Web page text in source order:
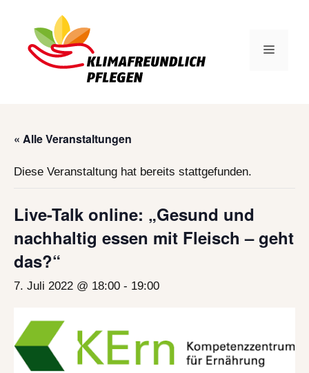
springen
Menü
« Alle Veranstaltungen
Diese Veranstaltung hat bereits stattgefunden.
Live-Talk online: „Gesund und
nachhaltig essen mit Fleisch – geht
das?“
7. Juli 2022 @ 18:00 - 19:00